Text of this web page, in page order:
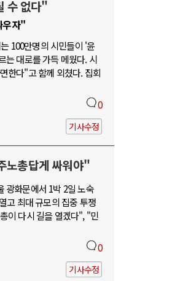
수 없다"
우자"
100만명의 시민들이 '윤
는 대로를 가득 메웠다. 시
한다"고 함께 외쳤다. 집회
0
기사수정
노총답게 싸워야"
광화문에서 1박 2일 노숙
고 최대 규모의 집중 투쟁
이 다시 길을 열겠다", "민
0
기사수정